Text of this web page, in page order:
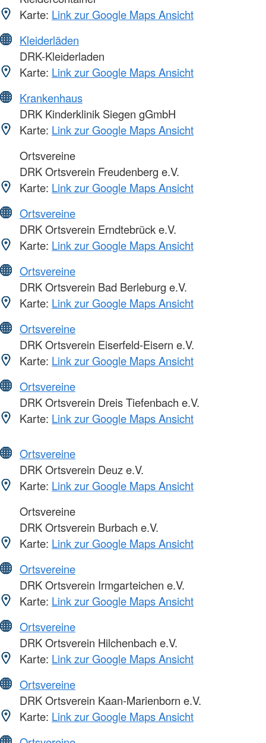
Karte: Link zur Google Maps Ansicht
Kleiderläden
DRK-Kleiderladen
Karte: Link zur Google Maps Ansicht
Krankenhaus
DRK Kinderklinik Siegen gGmbH
Karte: Link zur Google Maps Ansicht
Ortsvereine
DRK Ortsverein Freudenberg e.V.
Karte: Link zur Google Maps Ansicht
Ortsvereine
DRK Ortsverein Erndtebrück e.V.
Karte: Link zur Google Maps Ansicht
Ortsvereine
DRK Ortsverein Bad Berleburg e.V.
Karte: Link zur Google Maps Ansicht
Ortsvereine
DRK Ortsverein Eiserfeld-Eisern e.V.
Karte: Link zur Google Maps Ansicht
Ortsvereine
DRK Ortsverein Dreis Tiefenbach e.V.
Karte: Link zur Google Maps Ansicht
Ortsvereine
DRK Ortsverein Deuz e.V.
Karte: Link zur Google Maps Ansicht
Ortsvereine
DRK Ortsverein Burbach e.V.
Karte: Link zur Google Maps Ansicht
Ortsvereine
DRK Ortsverein Irmgarteichen e.V.
Karte: Link zur Google Maps Ansicht
Ortsvereine
DRK Ortsverein Hilchenbach e.V.
Karte: Link zur Google Maps Ansicht
Ortsvereine
DRK Ortsverein Kaan-Marienborn e.V.
Karte: Link zur Google Maps Ansicht